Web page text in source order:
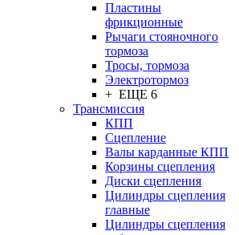
Пластины
фрикционные
Рычаги стояночного
тормоза
Тросы, тормоза
Электротормоз
+ ЕЩЕ 6
Трансмиссия
КПП
Сцепление
Валы карданные КПП
Корзины сцепления
Диски сцепления
Цилиндры сцепления
главные
Цилиндры сцепления